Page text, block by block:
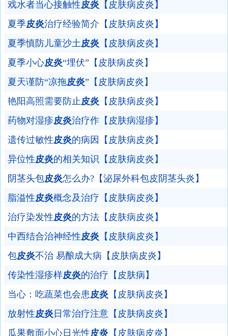
戏水者当心接触性皮炎 【皮肤病皮炎】
夏季皮炎治疗经验简介【皮肤病皮炎】
夏季慎防儿童沙土皮炎 【皮肤病皮炎】
夏季小心皮炎“埋伏”【皮肤病皮炎】
夏天谨防“凉拖皮炎”【皮肤病皮炎】
艳阳高照需要防止皮炎 【皮肤病皮炎】
药物对湿疹皮炎治疗作【皮肤病湿疹】
遗传过敏性皮炎的病因【皮肤病皮炎】
异位性皮炎的相关知识【皮肤病皮炎】
阴茎头包皮炎怎么办?【泌尿外科包皮阴茎头炎】
脂溢性皮炎概念及治疗【皮肤病皮炎】
治疗染发性皮炎的方法【皮肤病皮炎】
中西结合治神经性皮炎 【皮肤病皮炎】
包皮炎不治 易酿成大病【皮肤病皮炎】
传染性湿疹样皮炎的治疗【皮肤病】
当心：吃蔬菜也会患皮炎 【皮肤病皮炎】
放射性皮炎 日常治疗注意【皮肤病皮炎】
瓜果敷面小心日光性皮炎 【皮肤病皮炎】